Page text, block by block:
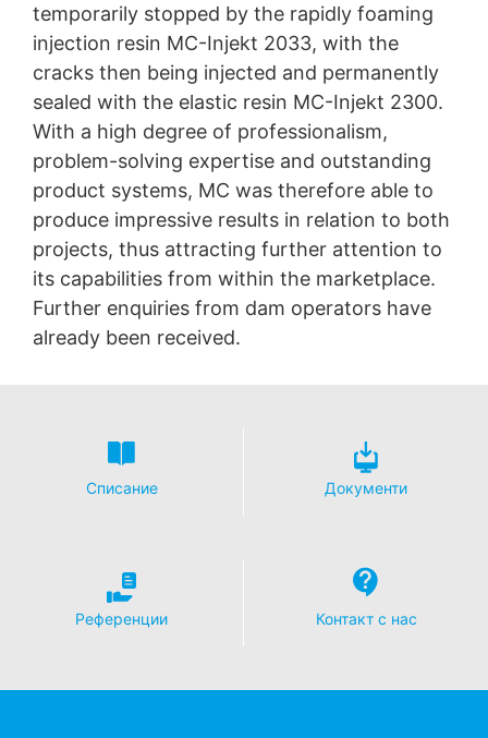
temporarily stopped by the rapidly foaming
injection resin MC-Injekt 2033, with the
cracks then being injected and permanently
sealed with the elastic resin MC-Injekt 2300.
With a high degree of professionalism,
problem-solving expertise and outstanding
product systems, MC was therefore able to
produce impressive results in relation to both
projects, thus attracting further attention to
its capabilities from within the marketplace.
Further enquiries from dam operators have
already been received.
Списание Документи
Референции Контакт с нас